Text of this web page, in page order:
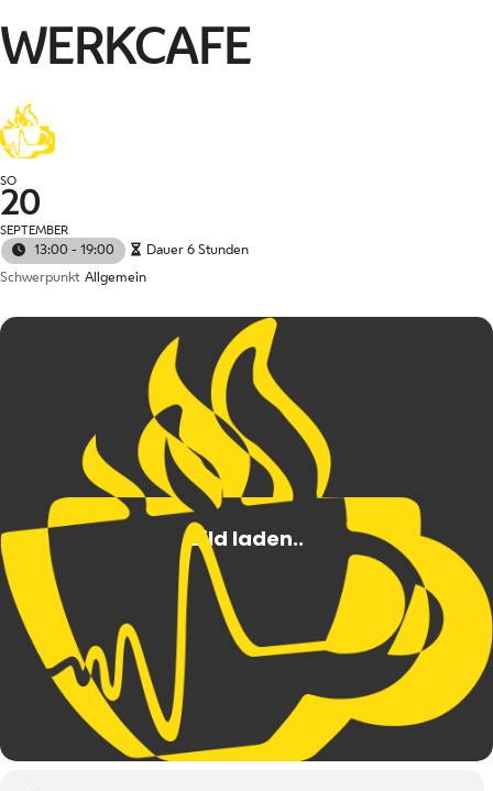
WERKCAFE
SO
20
SEPTEMBER
13:00 - 19:00
Dauer 6 Stunden
Schwerpunkt Allgemein